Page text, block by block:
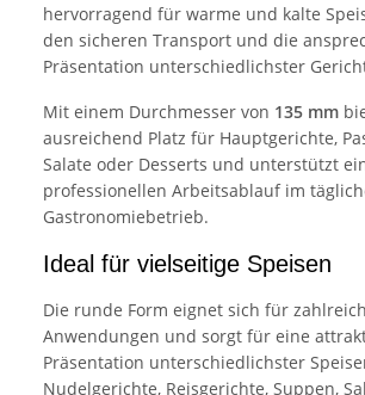
hervorragend für warme und kalte
den sicheren Transport und die
Präsentation unterschiedlichster
Mit einem Durchmesser von 135 mm
ausreichend Platz für Hauptgerichte,
Salate oder Desserts und unterstützt
professionellen Arbeitsablauf im
Gastronomiebetrieb.
Ideal für vielseitige Speisen
Die runde Form eignet sich für
Anwendungen und sorgt für eine
Präsentation unterschiedlichster
Nudelgerichte, Reisgerichte, Suppen,